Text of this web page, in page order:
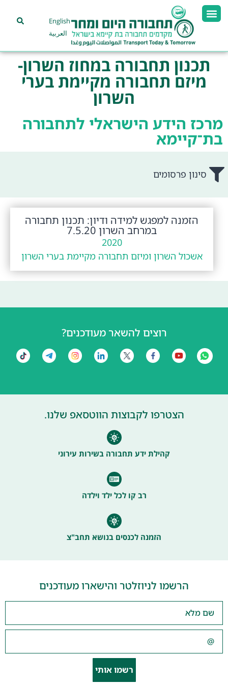
English
العربية
תכנון תחבורה במחוז השרון-
מיזם תחבורה מקיימת בערי
השרון
מרכז הידע הישראלי לתחבורה
בת־קיימא
סינון פרסומים
הזמנה למפגש למידה ודיון: תכנון תחבורה
במרחב השרון 7.5.20
2020
אשכול השרון ומיזם תחבורה מקיימת בערי השרון
רוצים להשאר מעודכנים?
הצטרפו לקבוצות הווטסאפ שלנו.
קהילת ידע תחבורה בשירות עירוני
רב קו לכל ילד וילדה
הזמנה לכנסים בנושא תחב"צ
הרשמו לניוזלטר והישארו מעודכנים
רשמו אותי